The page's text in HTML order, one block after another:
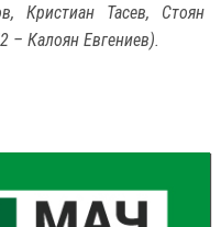
Кристиан Тасев, Стоян
– Калоян Евгениев).